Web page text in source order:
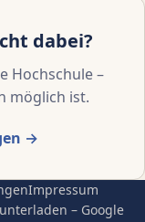
dabei?
Hochschule –
möglich ist.
→
Impressum